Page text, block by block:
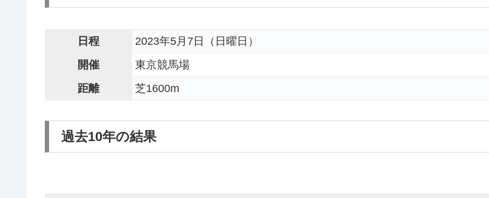
日程
2023年5月7日（日曜日）
開催
東京競馬場
距離
芝1600m
過去10年の結果